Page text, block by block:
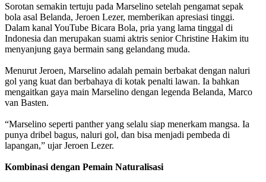
Sorotan semakin tertuju pada Marselino setelah pengamat sepak
bola asal Belanda, Jeroen Lezer, memberikan apresiasi tinggi.
Dalam kanal YouTube Bicara Bola, pria yang lama tinggal di
Indonesia dan merupakan suami aktris senior Christine Hakim itu
menyanjung gaya bermain sang gelandang muda.
Menurut Jeroen, Marselino adalah pemain berbakat dengan naluri
gol yang kuat dan berbahaya di kotak penalti lawan. Ia bahkan
mengaitkan gaya main Marselino dengan legenda Belanda, Marco
van Basten.
“Marselino seperti panther yang selalu siap menerkam mangsa. Ia
punya dribel bagus, naluri gol, dan bisa menjadi pembeda di
lapangan,” ujar Jeroen Lezer.
Kombinasi dengan Pemain Naturalisasi